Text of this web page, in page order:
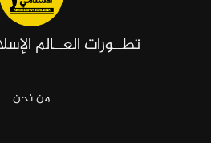
تطــورات العــالم
من نحن